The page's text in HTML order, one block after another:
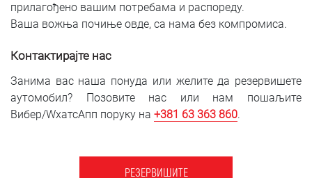
прилагођено вашим потребама и распореду.
Ваша вожња почиње овде, са нама без компромиса.
Контактирајте нас
Занима вас наша понуда или желите да резервишете
аутомобил? Позовите нас или нам пошаљите
Вибер/WхатсАпп поруку на +381 63 363 860.
РЕЗЕРВИШИТЕ